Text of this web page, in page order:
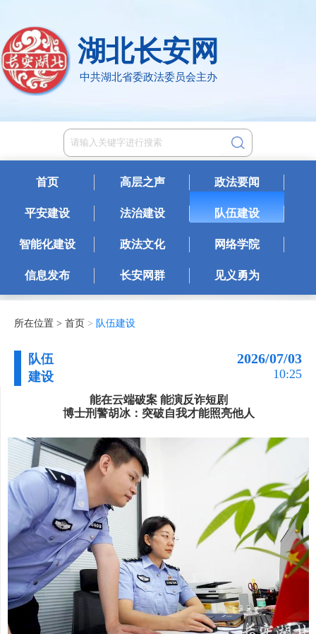
湖北长安网
中共湖北省委政法委员会主办
首页 高层之声 政法要闻
平安建设 法治建设 队伍建设
智能化建设 政法文化 网络学院
信息发布 长安网群 见义勇为
所在位置 > 首页 > 队伍建设
队伍
建设
2026/07/03
10:25
能在云端破案 能演反诈短剧
博士刑警胡冰：突破自我才能照亮他人